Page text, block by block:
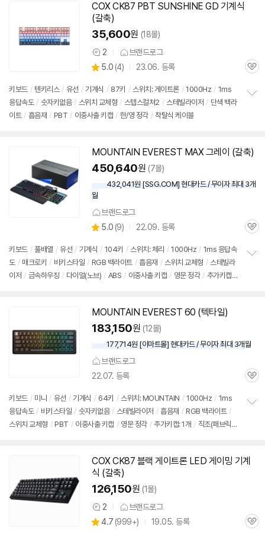
COX CK87 PBT SUNSHINE GD 기계식
(갈축)
35,600원 (18몰)
상
품
견
2 브랜드로그
별
점
5.0 (상
리
뷰
4) 23.06. 등록
관
키보드 / 텐키리스 / 유선 / 기계식 / 87키 / 스위치: 게이트론 / 1000Hz / 1ms
응답속도 / 숫자키없음 / 스위치 교체형 / 스텝스컬쳐2 / 스테빌라이저 / 단색 백라
이트 / 흡음재 / PBT / 이중사출 키캡 / 한/영 정각 / 착탈식 케이블
기
MOUNTAIN EVEREST MAX 그레이 (갈축)
450,640원 (7몰)
432,041원 [SSG.COM] 현대카드 / 무이자 최대 3개
월
브랜드로그
별
점
5.0 (상
리
뷰
9) 22.09. 등록
관
키보드 / 풀배열 / 유선 / 기계식 / 104키 / 스위치: 체리 / 1000Hz / 1ms 응답속
도 / 매크로키 / 비키스타일 / RGB 백라이트 / 흡음재 / 스위치 교체형 / 스테빌라
이저 / 금속하우징 / 다이얼(노브) / ABS / 이중사출 키캡 / 영문 정각 / 추가키캡: 1
MOUNTAIN EVEREST 60 (텍타일)
183,150원 (12몰)
177,714원 [이마트몰] 현대카드 / 무이자 최대 3개월
브랜드로그
22.07. 등록
관
키보드 / 미니 / 유선 / 기계식 / 64키 / 스위치: MOUNTAIN / 1000Hz / 1ms
응답속도 / 비키스타일 / 숫자키없음 / 스테빌라이저 / 흡음재 / RGB 백라이트 /
스위치 교체형 / PBT / 이중사출 키캡 / 영문 정각 / 추가키캡: 1개 / 직조(패브릭)
COX CK87 블랙 게이트론 LED 게이밍 기계
식 (갈축)
126,150원 (1몰)
상
품
2 브랜드로그
별
4.7 (상
999+) 19.05. 등록
관